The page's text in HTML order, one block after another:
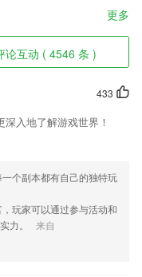
更多
论互动 ( 4546 条 )
433
入地了解游戏世界！
个副本都有自己的独特玩
玩家可以通过参与活动和
力。
来自